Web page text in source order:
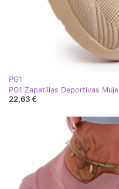
PG1
PG1 Zapatillas Deportivas
22,63 €